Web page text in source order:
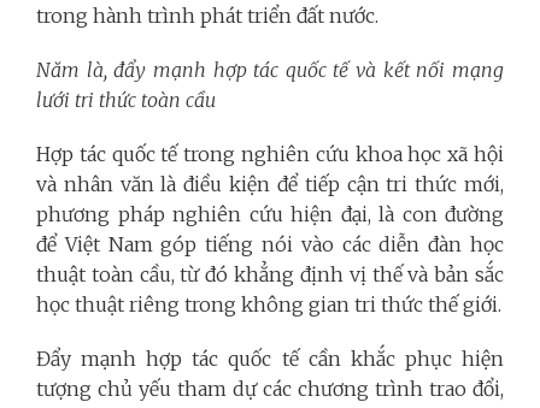
trong hành trình phát triển đất nước.
Năm là, đẩy mạnh hợp tác quốc tế và kết nối mạng
lưới tri thức toàn cầu
Hợp tác quốc tế trong nghiên cứu khoa học xã hội
và nhân văn là điều kiện để tiếp cận tri thức mới,
phương pháp nghiên cứu hiện đại, là con đường
để Việt Nam góp tiếng nói vào các diễn đàn học
thuật toàn cầu, từ đó khẳng định vị thế và bản sắc
học thuật riêng trong không gian tri thức thế giới.
Đẩy mạnh hợp tác quốc tế cần khắc phục hiện
tượng chủ yếu tham dự các chương trình trao đổi,